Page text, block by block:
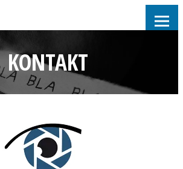
|
COTTBUS UND
KONTAKT